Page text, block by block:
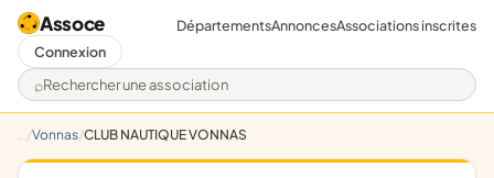
Assoce
Rechercher une association
DépartementsAnnoncesAssociations inscrites
Connexion
Vonnas CLUB NAUTIQUE VONNAS